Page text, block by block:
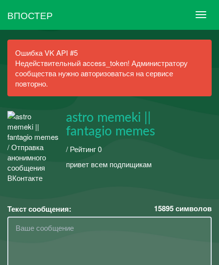
ВПОСТЕР
Ошибка VK API #5
Недействительный access_token! Администратору
сообщества нужно авторизоваться на сервисе
повторно.
astro memeki ||
fantagio memes
/ Рейтинг 0
привет всем подпищикам
Текст сообщения: 15895символов